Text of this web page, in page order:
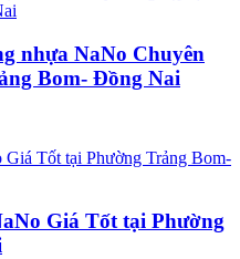
nhựa NaNo Chuyên
Bom- Đồng Nai
Giá Tốt tại Phường